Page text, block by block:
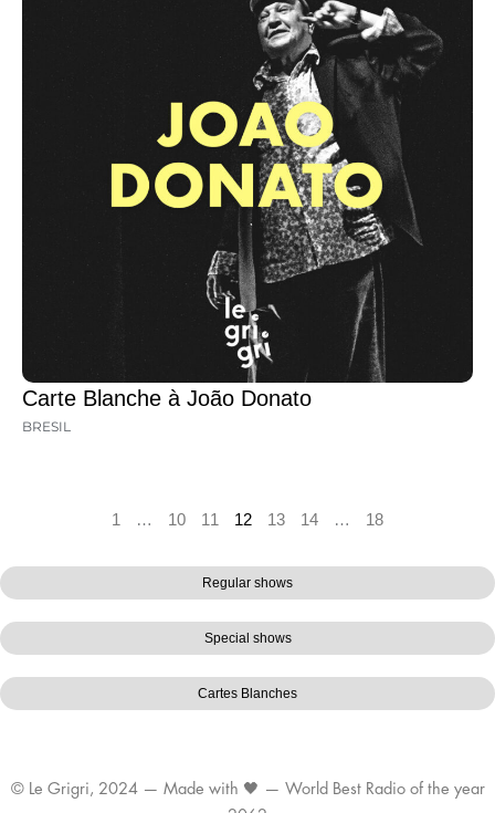
Regular shows
Special shows
Cartes Blanches
Carte Blanche à João Donato
BRESIL
1 … 10 11 12 13 14 … 18
© Le Grigri, 2024 — Made with 🖤 — World Best Radio of the year